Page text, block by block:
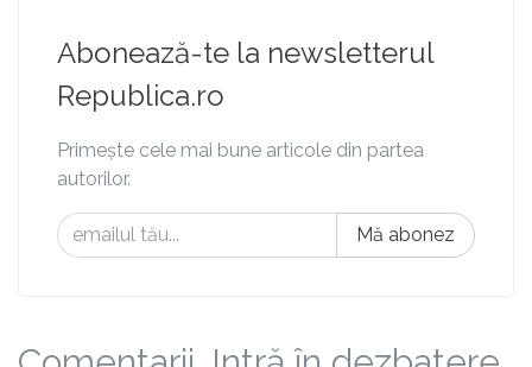
Abonează-te la newsletterul
Republica.ro
Primește cele mai bune articole din partea
autorilor.
Mă abonez